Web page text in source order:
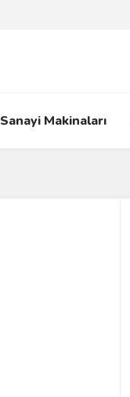
Sanayi Makinaları